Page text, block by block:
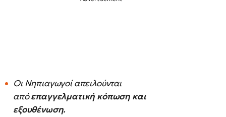
Οι Νηπιαγωγοί απειλούνται
απόεπαγγελματική κόπωση και
εξουθένωση.